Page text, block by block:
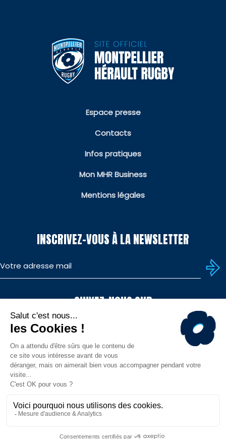
Espace presse
Contacts
Infos pratiques
Mon MHR Business
Mentions légales
INSCRIVEZ-VOUS À LA NEWSLETTER
SUIVEZ-NOUS SUR
TÉLÉCHARGEZ L'APP